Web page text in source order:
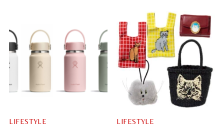
LIFESTYLE LIFESTYLE